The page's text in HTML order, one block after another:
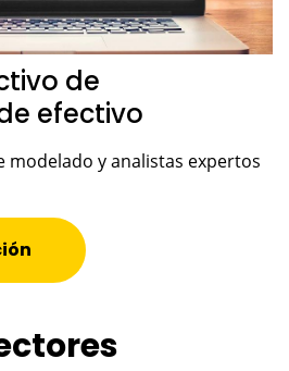
de
efectivo
modelado y analistas expertos